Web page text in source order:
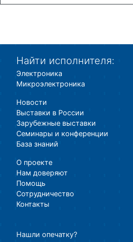
Найти исполнителя:
Электроника
Микроэлектроника
Новости
Выставки в России
Зарубежные выставки
Семинары и конференции
База знаний
О проекте
Нам доверяют
Помощь
Сотрудничество
Контакты
Нашли опечатку?